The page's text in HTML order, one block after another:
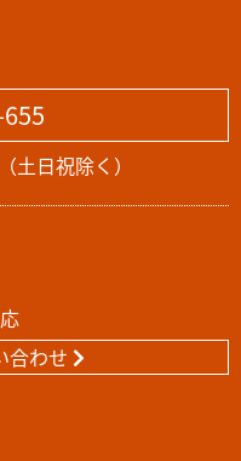
土日祝除く）
合わせ